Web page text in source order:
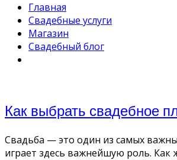
Главная
Свадебные услуги
Магазин
Свадебный блог
Как выбрать свадебное
Свадьба — это один из самых
играет здесь важнейшую роль. Как